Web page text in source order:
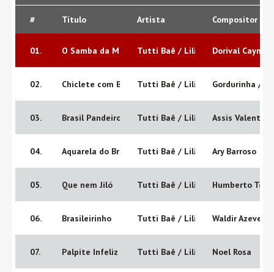
# Título Artista Compositor
01. O Samba da Minha TerraTutti Baê / Liliana Bollos / Sergio
Dorival Caymmi
02. Chiclete com BananaTutti Baê / Liliana Bollos / Sergio
Gordurinha /
03. Brasil Pandeiro Tutti Baê / Liliana Bollos / Sergio
Assis Valente
04. Aquarela do Brasil Tutti Baê / Liliana Bollos / Sergio
Ary Barroso
05. Que nem Jiló Tutti Baê / Liliana Bollos / Sergio
Humberto
06. Brasileirinho Tutti Baê / Liliana Bollos / Sergio
Waldir Azevedo
07. Palpite Infeliz Tutti Baê / Liliana Bollos / Sergio
Noel Rosa